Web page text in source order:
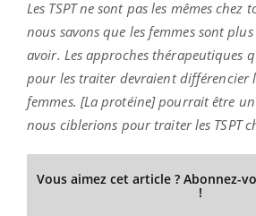
Les TSPT ne sont pas les mêmes chez
nous savons que les femmes sont
avoir. Les approches thérapeutiques
pour les traiter devraient différencier
femmes. [La protéine] pourrait être
nous ciblerions pour traiter les TSPT
Vous aimez cet article ? Abonnez-
!